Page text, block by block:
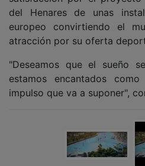
del Henares de unas
europeo convirtiendo el
atracción por su oferta
estamos encantados
impulso que va a suponer",